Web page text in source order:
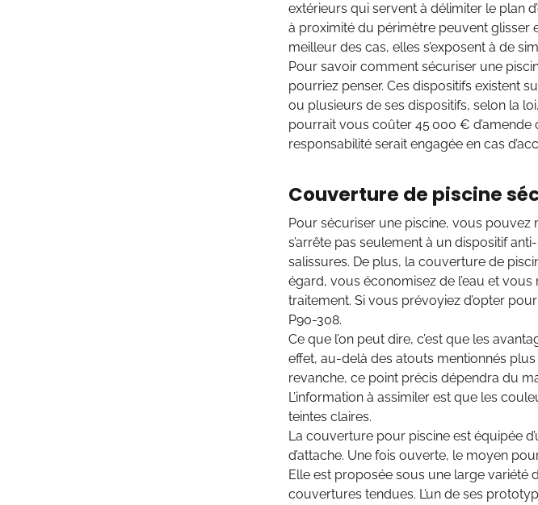
extérieurs qui servent à délimiter le plan
à proximité du périmètre peuvent glisser
meilleur des cas, elles s’exposent à de
Pour savoir comment sécuriser une
pourriez penser. Ces dispositifs existent
ou plusieurs de ses dispositifs, selon la
pourrait vous coûter 45 000 € d’amende
responsabilité serait engagée en cas
Couverture de piscine
Pour sécuriser une piscine, vous pouvez
s’arrête pas seulement à un dispositif
salissures. De plus, la couverture de
égard, vous économisez de l’eau et
traitement. Si vous prévoyiez d’opter
P90-308.
Ce que l’on peut dire, c’est que les
effet, au-delà des atouts mentionnés
revanche, ce point précis dépendra du
L’information à assimiler est que les
teintes claires.
La couverture pour piscine est équipée
d’attache. Une fois ouverte, le moyen
Elle est proposée sous une large variété
couvertures tendues. L’un de ses